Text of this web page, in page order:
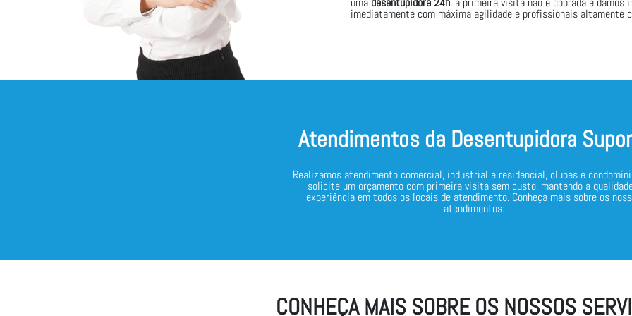
imediatamente com máxima agilidade e profissionais altamente
Atendimentos da Desentupidora
Realizamos atendimento comercial, industrial e residencial, clubes e
solicite um orçamento com primeira visita sem custo, mantendo a
experiência em todos os locais de atendimento. Conheça mais sobre os
atendimentos:
CONHEÇA MAIS SOBRE OS NOSSOS